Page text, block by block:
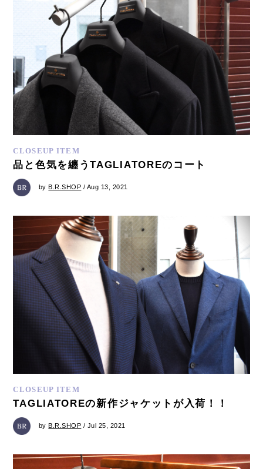
CLOSEUP ITEM
品と色気を纏うTAGLIATOREのコート
by B.R.SHOP / Aug 13, 2021
CLOSEUP ITEM
TAGLIATOREの新作ジャケットが入荷！！
byB.R.SHOP / Jul 25, 2021